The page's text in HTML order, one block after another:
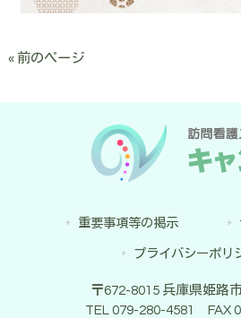
« 前のページ
重要事項等の掲示
プライバシーポリ
〒672-8015 兵庫県姫路
TEL 079-280-4581 FAX